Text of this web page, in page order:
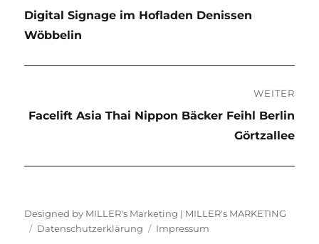
Vorheriger
Beitrag:
Digital Signage im Hofladen Denissen
Wöbbelin
WEITER
Nächster
Facelift Asia Thai Nippon Bäcker Feihl Berlin
Görtzallee
Designed by MILLER's Marketing | MILLER's MARKETING
Datenschutzerklärung
Impressum